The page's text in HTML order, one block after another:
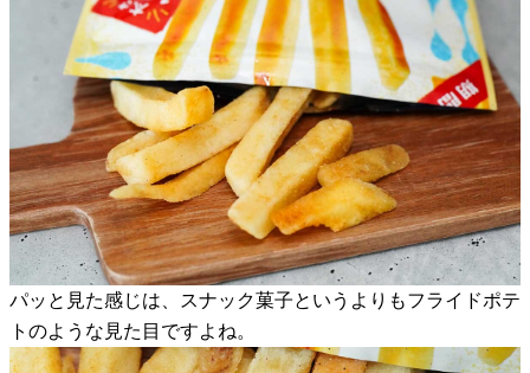
パッと見た感じは、スナック菓子というよりもフライドポテ
トのような見た目ですよね。